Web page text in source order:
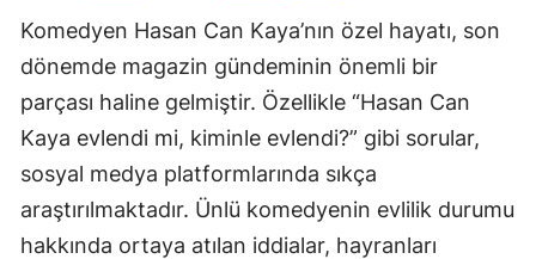
Diyarbakır
Elazığ
Erzurum
Komedyen Hasan Can Kaya’nın özel hayatı, son
dönemde magazin gündeminin önemli bir
parçası haline gelmiştir. Özellikle “Hasan Can
Kaya evlendi mi, kiminle evlendi?” gibi sorular,
sosyal medya platformlarında sıkça
araştırılmaktadır. Ünlü komedyenin evlilik durumu
hakkında ortaya atılan iddialar, hayranları